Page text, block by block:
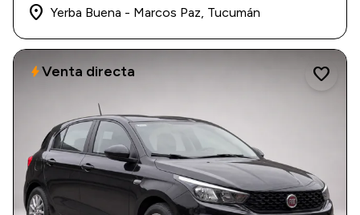
place Yerba Buena - Marcos Paz, Tucumán
favorite
boltVenta directa